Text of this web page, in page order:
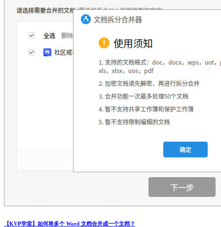
【KVP学堂】如何将多个 Word 文档合并成一个文档？